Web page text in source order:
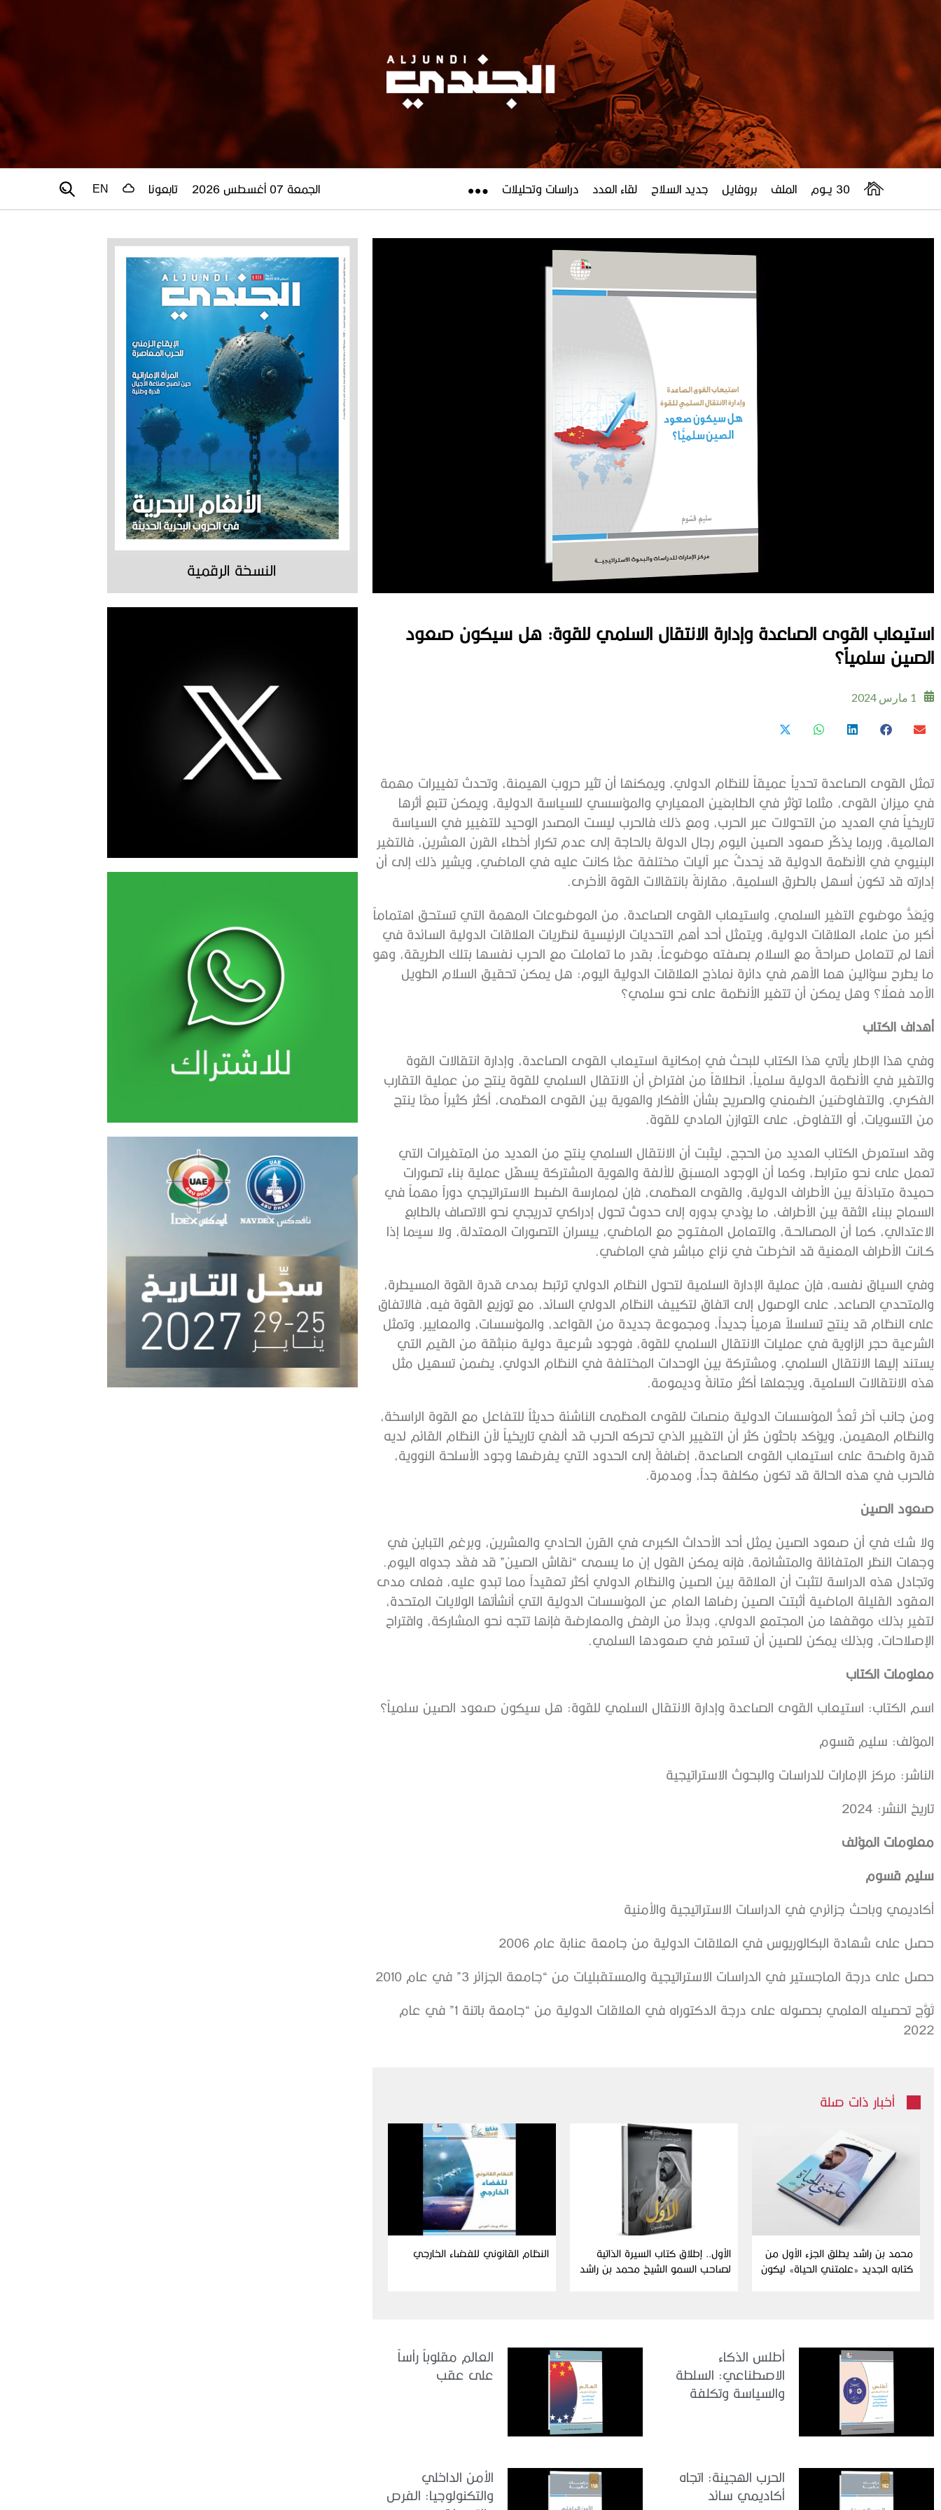
30 يــوم الملف بروفايل جديد السلاح لقاء العدد دراسات وتحليلات الجمعة 07 أغسطس 2026 تابعونا EN
استيعاب القوى الصاعدة وإدارة الانتقال السلمي للقوة: هل سيكون صعود
الصين سلمياً؟
1 مارس 2024
تمثل القوى الصاعدة تحدياً عميقاً للنظام الدولي، ويمكنها أن تثير حروبَ الهيمنة، وتحدث تغييرات مهمة
في ميزان القوى، مثلما تؤثر في الطابعَين المعياري والمؤسسي للسياسة الدولية، ويمكن تتبع أثرها
تاريخياً في العديد من التحولات عبر الحرب، ومع ذلك فالحرب ليست المصدر الوحيد للتغيير في السياسة
العالمية، وربما يذكِّر صعود الصين اليوم رجال الدولة بالحاجة إلى عدم تكرار أخطاء القرن العشرين، فالتغير
البنيوي في الأنظمة الدولية قد يَحدثُ عبر آليات مختلفة عمَّا كانت عليه في الماضي، ويشير ذلك إلى أن
إدارته قد تكون أسهل بالطرق السلمية، مقارنةً بانتقالات القوة الأخرى.
ويُعَدُّ موضوع التغير السلمي، واستيعاب القوى الصاعدة، من الموضوعات المهمة التي تستحق اهتماماً
أكبر من علماء العلاقات الدولية، ويتمثل أحد أهم التحديات الرئيسية لنظريات العلاقات الدولية السائدة في
أنها لم تتعامل صراحةً مع السلام بصفته موضوعاً، بقدر ما تعاملت مع الحرب نفسها بتلك الطريقة، وهو
ما يطرح سؤالين هما الأهم في دائرة نماذج العلاقات الدولية اليوم: هل يمكن تحقيق السلام الطويل
الأمد فعلًا؟ وهل يمكن أن تتغير الأنظمة على نحو سلمي؟
أهداف الكتاب
وفي هذا الإطار يأتي هذا الكتاب للبحث في إمكانية استيعاب القوى الصاعدة، وإدارة انتقالات القوة
والتغير في الأنظمة الدولية سلمياً، انطلاقاً من افتراضِ أن الانتقال السلمي للقوة ينتج من عملية التقارب
الفكري، والتفاوضَين الضمني والصريح بشأن الأفكار والهوية بين القوى العظمى، أكثر كثيراً ممَّا ينتج
من التسويات، أو التفاوض، على التوازن المادي للقوة.
وقد استعرض الكتاب العديد من الحجج، ليثبت أن الانتقال السلمي ينتج من العديد من المتغيرات التي
تعمل على نحو مترابط، وكما أن الوجود المسبَق للألفة والهوية المشتركة يسهِّل عملية بناء تصورات
حميدة متبادَلَة بين الأطراف الدولية، والقوى العظمى، فإن لممارسة الضبط الاستراتيجي دوراً مهماً في
السماح ببناء الثقة بين الأطراف، ما يؤدي بدوره إلى حدوث تحول إدراكي تدريجي نحو الاتصاف بالطابع
الاعتدالي، كما أن المصالحـة، والتعامل المفتـوح مع الماضي، ييسران التصورات المعتدلة، ولا سيـَّما إذا
كـانت الأطراف المعنية قد انخرطت في نزاع مباشر في الماضي.
وفي السياق نفسه، فإن عملية الإدارة السلمية لتحول النظام الدولي ترتبط بمدى قدرة القوة المسيطرة،
والمتحدي الصاعد، على الوصول إلى اتفاق لتكييف النظام الدولي السائد، مع توزيع القوة فيه، فالاتفاق
على النظام قد ينتج تسلسلاً هرمياً جديداً، ومجموعة جديدة من القواعد، والمؤسسات، والمعايير. وتمثل
الشرعية حجر الزاوية في عمليات الانتقال السلمي للقوة، فوجود شرعية دولية منبثقة من القيم التي
يستند إليها الانتقال السلمي، ومشتركة بين الوحدات المختلفة في النظام الدولي، يضمن تسهيل مثل
هذه الانتقالات السلمية، ويجعلها أكثر متانةً وديمومة.
ومن جانب آخر تُعدُّ المؤسسات الدولية منصات للقوى العظمى الناشئة حديثاً للتفاعل مع القوة الراسخة،
والنظام المهيمن، ويؤكد باحثون كثر أن التغيير الذي تحركه الحرب قد ألغي تاريخياً لأن النظام القائم لديه
قدرة واضحة على استيعاب القوى الصاعدة، إضافةً إلى الحدود التي يفرضها وجود الأسلحة النووية،
فالحرب في هذه الحالة قد تكون مكلفة جداً، ومدمرة.
صعود الصين
ولا شك في أن صعود الصين يمثل أحد الأحداث الكبرى في القرن الحادي والعشرين، وبرغم التباين في
وجهات النظر المتفائلة والمتشائمة، فإنه يمكن القول إن ما يسمى “نقاش الصين” قد فقَد جدواه اليوم.
وتجادل هذه الدراسة لتثبت أن العلاقة بين الصين والنظام الدولي أكثر تعقيداً مما تبدو عليه، فعلى مدى
العقود القليلة الماضية أثبتت الصين رضاها العام عن المؤسسات الدولية التي أنشأتها الولايات المتحدة،
لتغير بذلك موقفها من المجتمع الدولي، وبدلاً من الرفض والمعارضة فإنها تتجه نحو المشاركة، واقتراح
الإصلاحات، وبذلك يمكن للصين أن تستمر في صعودها السلمي.
معلومات الكتاب
اسم الكتاب: استيعاب القوى الصاعدة وإدارة الانتقال السلمي للقوة: هل سيكون صعود الصين سلمياً؟
المؤلف: سليم قسوم
الناشر: مركز الإمارات للدراسات والبحوث الاستراتيجية
تاريخ النشر: 2024
معلومات المؤلف
سليم قسوم
أكاديمي وباحث جزائري في الدراسات الاستراتيجية والأمنية
حصل على شهادة البكالوريوس في العلاقات الدولية من جامعة عنابة عام 2006
حصل على درجة الماجستير في الدراسات الاستراتيجية والمستقبليات من “جامعة الجزائر 3” في عام 2010
تَوَّج تحصيله العلمي بحصوله على درجة الدكتوراه في العلاقات الدولية من “جامعة باتنة 1” في عام
2022
أخبار ذات صلة
محمد بن راشد يطلق الجزء الأول من
كتابه الجديد «علمتني الحياة» ليكون
الأول.. إطلاق كتاب السيرة الذاتية
لصاحب السمو الشيخ محمد بن راشد
النظام القانوني للفضاء الخارجي
أطلس الذكاء
الاصطناعي: السلطة
والسياسة وتكلفة
العالم مقلوباً رأساً
على عقب
الحرب الهجينة: اتجاه
أكاديمي سائد
الأمن الداخلي
والتكنولوجيا: الفرص
النسخة الرقمية